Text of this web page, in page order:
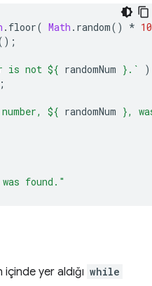
. floor( Math . random() * 10
is not ${ randomNum } .`
${ randomNum },
found."
içinde yer aldığı while